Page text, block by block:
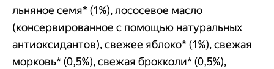
льняное семя* (1%), лососевое масло
(консервированное с помощью натуральных
антиоксидантов), свежее яблоко* (1%), свежая
морковь* (0,5%), свежая брокколи* (0,5%),